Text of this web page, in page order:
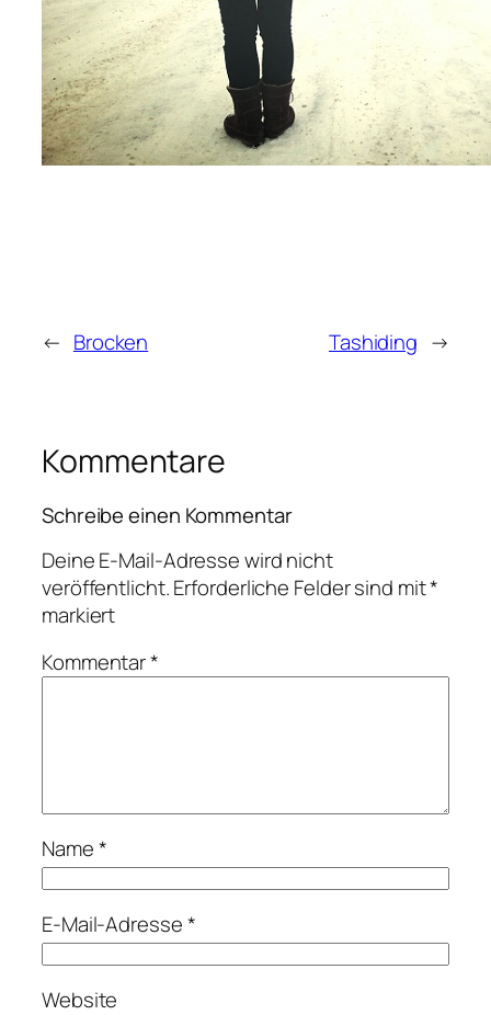
← Brocken Tashiding →
Kommentare
Schreibe einen Kommentar
Deine E-Mail-Adresse wird nicht
veröffentlicht.Erforderliche Felder sind mit*
markiert
Kommentar*
Name*
E-Mail-Adresse*
Website